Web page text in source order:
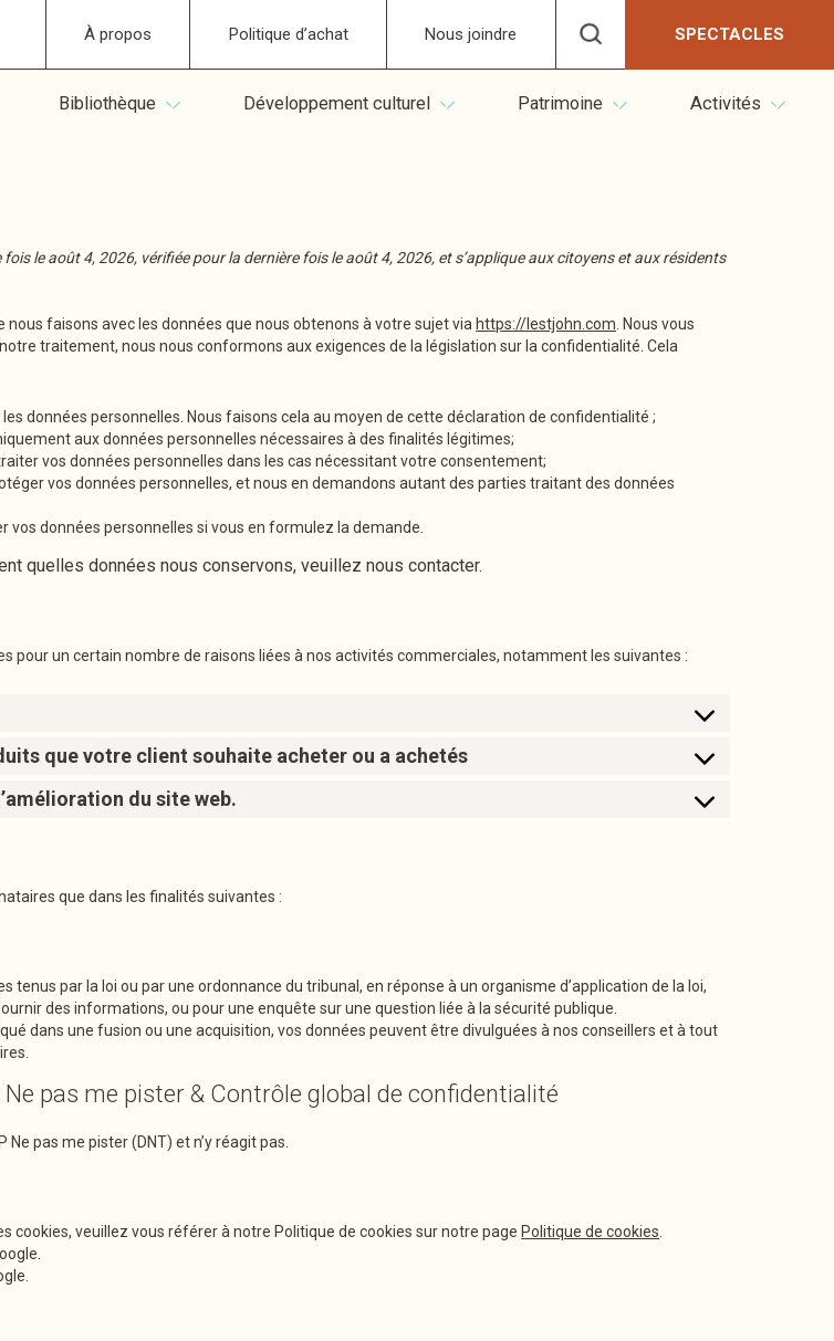
À propos Politique d’achat Nous joindre SPECTACLES
Bibliothèque Développement culturel Patrimoine Activités
le août 4, 2026, vérifiée pour la dernière fois le août 4, 2026, et s’applique aux citoyens et aux résidents
faisons avec les données que nous obtenons à votre sujet via https://lestjohn.com . Nous vous
traitement, nous nous conformons aux exigences de la législation sur la confidentialité. Cela
données personnelles. Nous faisons cela au moyen de cette déclaration de confidentialité ;
aux données personnelles nécessaires à des finalités légitimes;
vos données personnelles dans les cas nécessitant votre consentement;
vos données personnelles, et nous en demandons autant des parties traitant des données
données personnelles si vous en formulez la demande.
quelles données nous conservons, veuillez nous contacter.
pour un certain nombre de raisons liées à nos activités commerciales, notamment les suivantes :
que votre client souhaite acheter ou a achetés
du site web.
que dans les finalités suivantes :
par la loi ou par une ordonnance du tribunal, en réponse à un organisme d’application de la loi,
des informations, ou pour une enquête sur une question liée à la sécurité publique.
dans une fusion ou une acquisition, vos données peuvent être divulguées à nos conseillers et à tout
pas me pister & Contrôle global de confidentialité
pas me pister (DNT) et n’y réagit pas.
cookies, veuillez vous référer à notre Politique de cookies sur notre page Politique de cookies